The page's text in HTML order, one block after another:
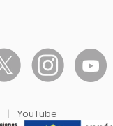
| YouTube